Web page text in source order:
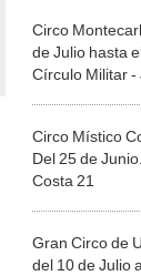
Circo
de Julio hasta
Círculo Militar -
Circo Místico
Del 25 de
Costa 21
Gran Circo de
del 10 de Julio